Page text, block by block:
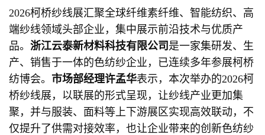
2026柯桥纱线展汇聚全球纤维素纤维、智能纺织、高
端纱线领域头部企业，集中展示前沿技术与优质产
品。 浙江云泰新材料科技有限公司 是一家集研发、生
产、销售于一体的色纺纱企业，已连续多年参展柯桥
纺博会。 市场部经理许孟华表示，本次举办的2026柯
桥纱线展，以联展的形式呈现，让纱线产业更加集
聚，并与服装、面料等上下游展区实现高效联动，不
仅提升了供需对接效率，也让企业带来的创新色纺纱